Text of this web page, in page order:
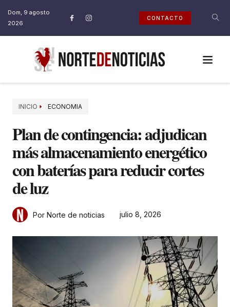
Dom, 9 agosto
2026
CONTACTO
INICIO ECONOMIA
Plan de contingencia: adjudican
más almacenamiento energético
con baterías para reducir cortes
de luz
Por Norte de noticias julio 8, 2026